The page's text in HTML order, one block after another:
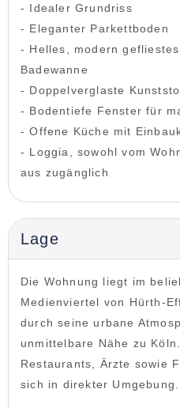
- Idealer Grundriss
- Eleganter Parkettboden
- Helles, modern
Badewanne
- Doppelverglaste
- Bodentiefe Fenster für
- Offene Küche mit
- Loggia, sowohl vom
aus zugänglich
Lage
Die Wohnung liegt im
Medienviertel von Hürth-
durch seine urbane
unmittelbare Nähe zu
Restaurants, Ärzte sowie
sich in direkter Umgebung.